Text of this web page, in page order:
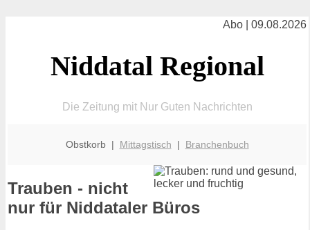
Abo | 09.08.2026
Niddatal Regional
Die Zeitung mit Nur Guten Nachrichten
Obstkorb | Mittagstisch | Branchenbuch
Trauben - nicht
nur für Niddataler Büros